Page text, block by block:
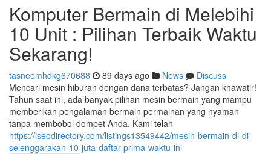
Komputer Bermain di Melebihi
10 Unit : Pilihan Terbaik Waktu
Sekarang!
tasneemhdkg670688 89 days ago News
Discuss
Mencari mesin hiburan dengan dana terbatas? Jangan khawatir!
Tahun saat ini, ada banyak pilihan mesin bermain yang mampu
memberikan pengalaman bermain permainan yang nyaman
tanpa membobol dompet Anda. Kami telah
https://iseodirectory.com/listings13549442/mesin-bermain-di-di-
selenggarakan-10-juta-daftar-prima-waktu-ini